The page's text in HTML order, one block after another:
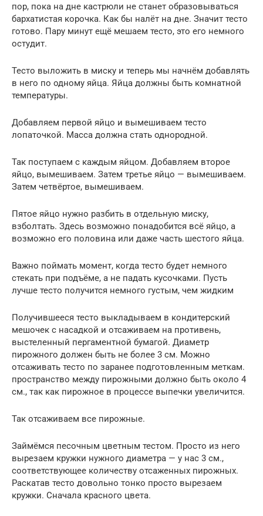
пор, пока на дне кастрюли не станет образовываться
бархатистая корочка. Как бы налёт на дне. Значит тесто
готово. Пару минут ещё мешаем тесто, это его немного
остудит.
Тесто выложить в миску и теперь мы начнём добавлять
в него по одному яйца. Яйца должны быть комнатной
температуры.
Добавляем первой яйцо и вымешиваем тесто
лопаточкой. Масса должна стать однородной.
Так поступаем с каждым яйцом. Добавляем второе
яйцо, вымешиваем. Затем третье яйцо — вымешиваем.
Затем четвёртое, вымешиваем.
Пятое яйцо нужно разбить в отдельную миску,
взболтать. Здесь возможно понадобится всё яйцо, а
возможно его половина или даже часть шестого яйца.
Важно поймать момент, когда тесто будет немного
стекать при подъёме, а не падать кусочками. Пусть
лучше тесто получится немного густым, чем жидким
Получившееся тесто выкладываем в кондитерский
мешочек с насадкой и отсаживаем на противень,
выстеленный пергаментной бумагой. Диаметр
пирожного должен быть не более 3 см. Можно
отсаживать тесто по заранее подготовленным меткам.
пространство между пирожными должно быть около 4
см., так как пирожное в процессе выпечки увеличится.
Так отсаживаем все пирожные.
Займёмся песочным цветным тестом. Просто из него
вырезаем кружки нужного диаметра — у нас 3 см.,
соответствующее количеству отсаженных пирожных.
Раскатав тесто довольно тонко просто вырезаем
кружки. Сначала красного цвета.